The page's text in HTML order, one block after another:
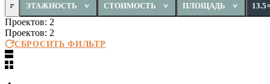
ЭТАЖНОСТЬ СТОИМОСТЬ ПЛОЩАДЬ
Проектов: 2
Популярные
Проектов: 2
СБРОСИТЬ ФИЛЬТР